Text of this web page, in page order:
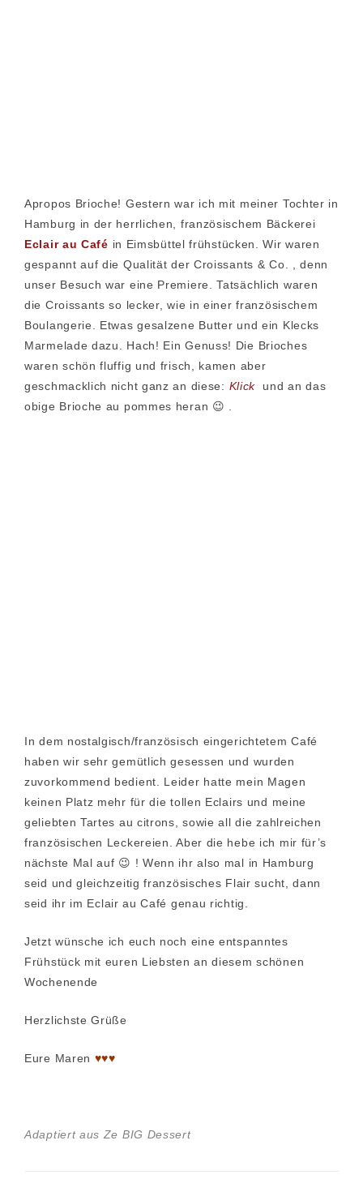
Apropos Brioche! Gestern war ich mit meiner Tochter in
Hamburg in der herrlichen, französischem Bäckerei
Eclair au Café in Eimsbüttel frühstücken. Wir waren
gespannt auf die Qualität der Croissants & Co. , denn
unser Besuch war eine Premiere. Tatsächlich waren
die Croissants so lecker, wie in einer französischem
Boulangerie. Etwas gesalzene Butter und ein Klecks
Marmelade dazu. Hach! Ein Genuss! Die Brioches
waren schön fluffig und frisch, kamen aber
geschmacklich nicht ganz an diese: Klick
und an das
obige Brioche au pommes heran 😉 .
In dem nostalgisch/französisch eingerichtetem Café
haben wir sehr gemütlich gesessen und wurden
zuvorkommend bedient. Leider hatte mein Magen
keinen Platz mehr für die tollen Eclairs und meine
geliebten Tartes au citrons, sowie all die zahlreichen
französischen Leckereien. Aber die hebe ich mir für’s
nächste Mal auf 😉 ! Wenn ihr also mal in Hamburg
seid und gleichzeitig französisches Flair sucht, dann
seid ihr im Eclair au Café genau richtig.
Jetzt wünsche ich euch noch eine entspanntes
Frühstück mit euren Liebsten an diesem schönen
Wochenende
Herzlichste Grüße
Eure Maren ♥♥♥
Adaptiert aus Ze BIG Dessert